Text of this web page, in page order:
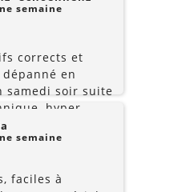
semaine
corrects et
en
samedi soir suite
hyper
d'être traité
de
étant un
vient pour la
semaine
faciles à